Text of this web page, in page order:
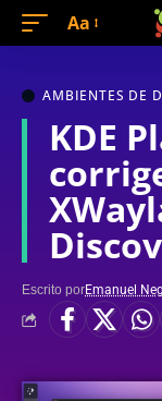
Aa
AMBIENTES DE
KDE
Escrito porEmanuel